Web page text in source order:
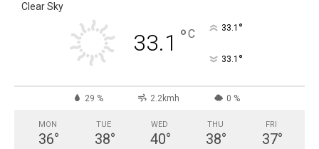
Clear Sky
33.1 °C 33.1 °
33.1 °
29 % 2.2kmh 0 %
MON
36°
TUE
38°
WED
40°
THU
38°
FRI
37°